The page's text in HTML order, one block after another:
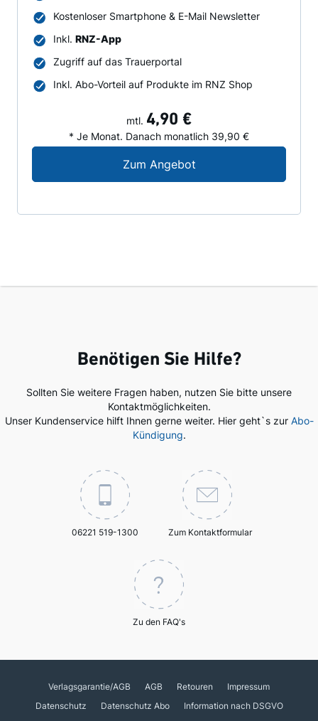
Kostenloser Smartphone & E-Mail Newsletter
Inkl. RNZ-App
Zugriff auf das Trauerportal
Inkl. Abo-Vorteil auf Produkte im RNZ Shop
mtl. 4,90 €
* Je Monat. Danach monatlich 39,90 €
Zum AngebotDigital-Angebot für
Benötigen Sie Hilfe?
Sollten Sie weitere Fragen haben, nutzen Sie bitte unsere
Kontaktmöglichkeiten.
Unser Kundenservice hilft Ihnen gerne weiter. Hier geht`s zur Abo-
Kündigung.
06221 519-1300 Zum Kontaktformular
Zu den FAQ's
Verlagsgarantie/AGB AGB Retouren
Impressum
Datenschutz
Datenschutz Abo
Information nach DSGVO